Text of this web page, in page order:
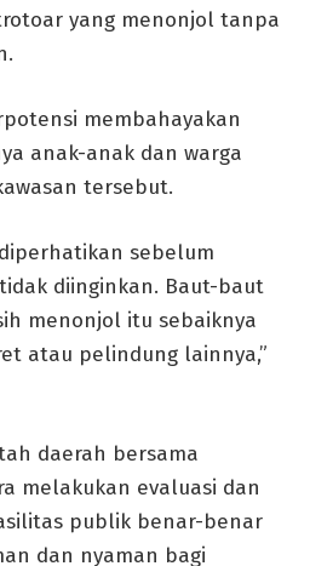
yang menonjol tanpa
membahayakan
anak-anak dan warga
tersebut.
sebelum
diinginkan. Baut-baut
menonjol itu sebaiknya
atau pelindung lainnya,”
daerah bersama
melakukan evaluasi dan
publik benar-benar
dan nyaman bagi